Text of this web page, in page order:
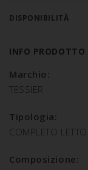
DISPONIBILITÀ
INFO PRODOTTO
Marchio:
TESSIER
Tipologia:
COMPLETO
Composizione: